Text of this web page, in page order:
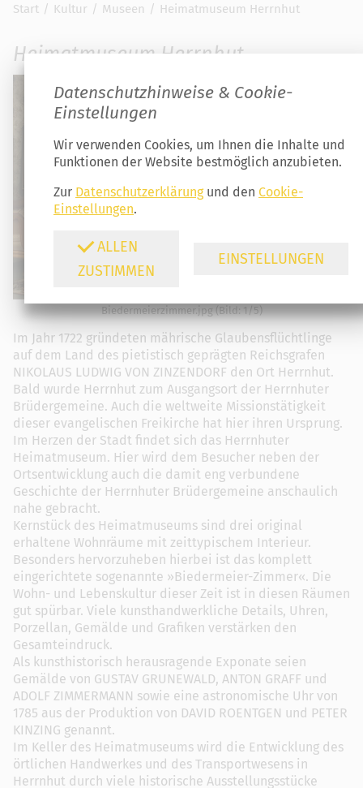
Start Kultur Museen Heimatmuseum Herrnhut
Heimatmuseum Herrnhut
Biedermeierzimmer.jpg (Bild: 1/5)
Im Jahr 1722 gründeten mährische Glaubensflüchtlinge
auf dem Land des pietistisch geprägten Reichsgrafen
NIKOLAUS LUDWIG VON ZINZENDORF den Ort Herrnhut.
Bald wurde Herrnhut zum Ausgangsort der Herrnhuter
Brüdergemeine. Auch die weltweite Missionstätigkeit
dieser evangelischen Freikirche hat hier ihren Ursprung.
Im Herzen der Stadt findet sich das Herrnhuter
Heimatmuseum. Hier wird dem Besucher neben der
Ortsentwicklung auch die damit eng verbundene
Geschichte der Herrnhuter Brüdergemeine anschaulich
nahe gebracht.
Kernstück des Heimatmuseums sind drei original
erhaltene Wohnräume mit zeittypischem Interieur.
Besonders hervorzuheben hierbei ist das komplett
eingerichtete sogenannte »Biedermeier-Zimmer«. Die
Wohn- und Lebenskultur dieser Zeit ist in diesen Räumen
gut spürbar. Viele kunsthandwerkliche Details, Uhren,
Porzellan, Gemälde und Grafiken verstärken den
Gesamteindruck.
Als kunsthistorisch herausragende Exponate seien
Gemälde von GUSTAV GRUNEWALD, ANTON GRAFF und
ADOLF ZIMMERMANN sowie eine astronomische Uhr von
1785 aus der Produktion von DAVID ROENTGEN und PETER
KINZING genannt.
Im Keller des Heimatmuseums wird die Entwicklung des
örtlichen Handwerkes und des Transportwesens in
Herrnhut durch viele historische Ausstellungsstücke
Datenschutzhinweise & Cookie-
Einstellungen
Wir verwenden Cookies, um Ihnen die Inhalte und
Funktionen der Website bestmöglich anzubieten.
Zur Datenschutzerklärungund den Cookie-
Einstellungen.
ALLEN
ZUSTIMMEN
EINSTELLUNGEN